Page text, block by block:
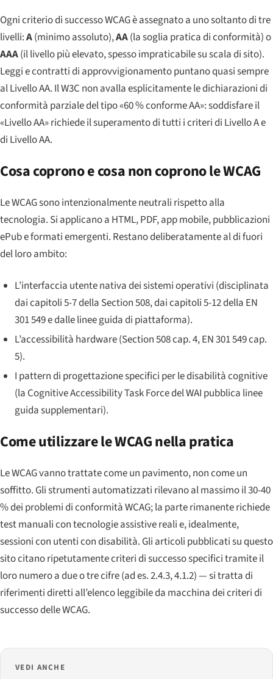
Ogni criterio di successo WCAG è assegnato a uno soltanto di tre
livelli:A(minimo assoluto),AA(la soglia pratica di conformità) o
AAA(il livello più elevato, spesso impraticabile su scala di sito).
Leggi e contratti di approvvigionamento puntano quasi sempre
al Livello AA. Il W3C non avalla esplicitamente le dichiarazioni di
conformità parziale del tipo «60 % conforme AA»: soddisfare il
«Livello AA» richiede il superamento di tutti i criteri di Livello A e
di Livello AA.
Cosa coprono e cosa non coprono le WCAG
Le WCAG sono intenzionalmente neutrali rispetto alla
tecnologia. Si applicano a HTML, PDF, app mobile, pubblicazioni
ePub e formati emergenti. Restano deliberatamente al di fuori
del loro ambito:
L’interfaccia utente nativa dei sistemi operativi (disciplinata
dai capitoli 5-7 della Section 508, dai capitoli 5-12 della EN
301 549 e dalle linee guida di piattaforma).
L’accessibilità hardware (Section 508 cap. 4, EN 301 549 cap.
5).
I pattern di progettazione specifici per le disabilità cognitive
(la Cognitive Accessibility Task Force del WAI pubblica linee
guida supplementari).
Come utilizzare le WCAG nella pratica
Le WCAG vanno trattate come un pavimento, non come un
soffitto. Gli strumenti automatizzati rilevano al massimo il 30-40
% dei problemi di conformità WCAG; la parte rimanente richiede
test manuali con tecnologie assistive reali e, idealmente,
sessioni con utenti con disabilità. Gli articoli pubblicati su questo
sito citano ripetutamente criteri di successo specifici tramite il
loro numero a due o tre cifre (ad es. 2.4.3, 4.1.2) — si tratta di
riferimenti diretti all’elenco leggibile da macchina dei criteri di
successo delle WCAG.
VEDI ANCHE